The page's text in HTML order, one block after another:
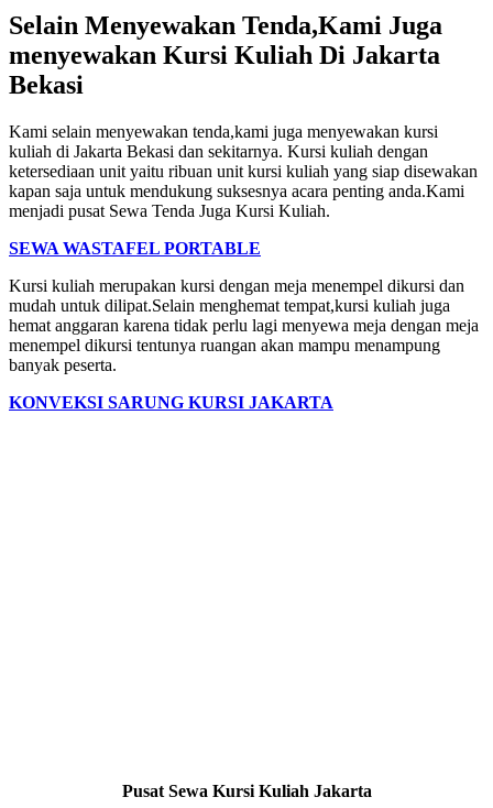
Selain Menyewakan Tenda,Kami Juga
menyewakan Kursi Kuliah Di Jakarta
Bekasi
Kami selain menyewakan tenda,kami juga menyewakan kursi
kuliah di Jakarta Bekasi dan sekitarnya. Kursi kuliah dengan
ketersediaan unit yaitu ribuan unit kursi kuliah yang siap disewakan
kapan saja untuk mendukung suksesnya acara penting anda.Kami
menjadi pusat Sewa Tenda Juga Kursi Kuliah.
SEWA WASTAFEL PORTABLE
Kursi kuliah merupakan kursi dengan meja menempel dikursi dan
mudah untuk dilipat.Selain menghemat tempat,kursi kuliah juga
hemat anggaran karena tidak perlu lagi menyewa meja dengan meja
menempel dikursi tentunya ruangan akan mampu menampung
banyak peserta.
KONVEKSI SARUNG KURSI JAKARTA
Pusat Sewa Kursi Kuliah Jakarta